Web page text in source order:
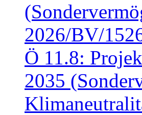
2026/BV/
Ö 11.8:
2035